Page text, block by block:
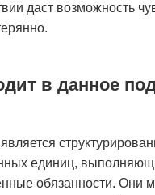
даст возможность
в данное
единиц,
обязанности. Они